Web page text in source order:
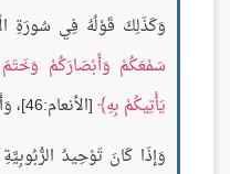
وَكَذَلِكَ قَوْلُهُ فِي سُورَةِ
سَمْعَكُمْ وَأَبْصَارَكُمْ
يَأْتِيكُمْ بِهِ [الأنعام:46]، وَأَمْثَالُ ذَلِكَ.
وَإذَا كَانَ تَوْحِيدُ